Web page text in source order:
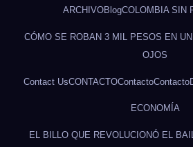
ARCHIVOBlogCOLOMBIA SIN
CÓMO SE ROBAN 3 MIL PESOS EN
OJOS
Contact UsCONTACTOContactoContacto
ECONOMÍA
EL BILLO QUE REVOLUCIONÓ EL